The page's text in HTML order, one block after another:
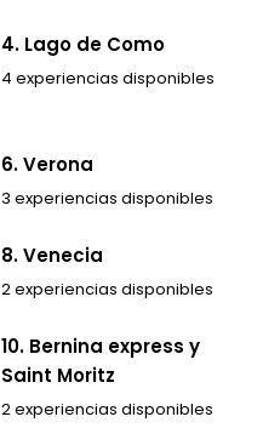
4. Lago de Como
4 experiencias disponibles
6. Verona
3 experiencias disponibles
8. Venecia
2 experiencias disponibles
10. Bernina express y
Saint Moritz
2 experiencias disponibles